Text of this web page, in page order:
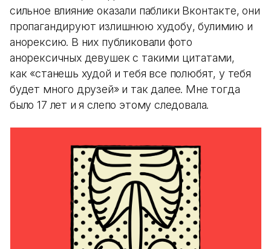
сильное влияние оказали паблики Вконтакте, они
пропагандируют излишнюю худобу, булимию и
анорексию. В них публиковали фото
анорексичных девушек с такими цитатами,
как «станешь худой и тебя все полюбят, у тебя
будет много друзей» и так далее. Мне тогда
было 17 лет и я слепо этому следовала.